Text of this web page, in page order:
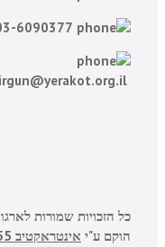
כל הזכויות שמורות
הוקם ע"י אינטראקטיב 555